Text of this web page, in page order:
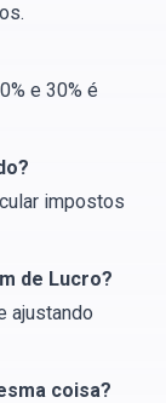
e 30% é
impostos
de Lucro?
ajustando
coisa?